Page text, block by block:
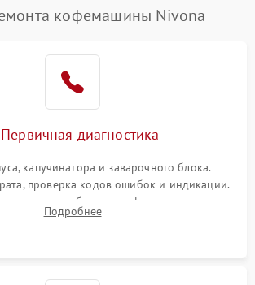
кофемашины Nivona
диагностика
капучинатора и заварочного блока.
проверка кодов ошибок и индикации.
термоблока и кофемолки на слух.
и давления воды для выявления
Подробнее